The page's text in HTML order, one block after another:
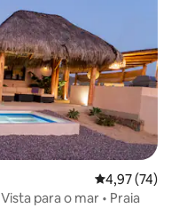
4,97 de uma
4,97 (74)
para o mar • Praia